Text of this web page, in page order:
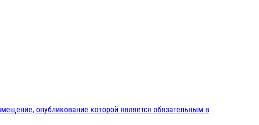
опубликование которой является обязательным в